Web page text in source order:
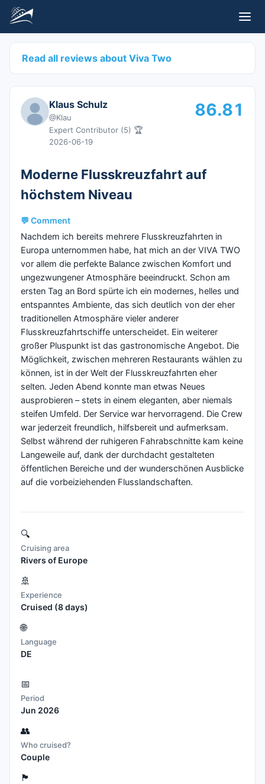
Read all reviews about Viva Two
Klaus Schulz
@Klau
Expert Contributor (5) 🏆
2026-06-19
86.81
Moderne Flusskreuzfahrt auf
höchstem Niveau
💬 Comment
Nachdem ich bereits mehrere Flusskreuzfahrten in
Europa unternommen habe, hat mich an der VIVA TWO
vor allem die perfekte Balance zwischen Komfort und
ungezwungener Atmosphäre beeindruckt. Schon am
ersten Tag an Bord spürte ich ein modernes, helles und
entspanntes Ambiente, das sich deutlich von der eher
traditionellen Atmosphäre vieler anderer
Flusskreuzfahrtschiffe unterscheidet. Ein weiterer
großer Pluspunkt ist das gastronomische Angebot. Die
Möglichkeit, zwischen mehreren Restaurants wählen zu
können, ist in der Welt der Flusskreuzfahrten eher
selten. Jeden Abend konnte man etwas Neues
ausprobieren – stets in einem eleganten, aber niemals
steifen Umfeld. Der Service war hervorragend. Die Crew
war jederzeit freundlich, hilfsbereit und aufmerksam.
Selbst während der ruhigeren Fahrabschnitte kam keine
Langeweile auf, dank der durchdacht gestalteten
öffentlichen Bereiche und der wunderschönen Ausblicke
auf die vorbeiziehenden Flusslandschaften.
🔍
Cruising area
Rivers of Europe
🚢
Experience
Cruised (8 days)
🌐
Language
DE
📅
Period
Jun 2026
👥
Who cruised?
Couple
🏴